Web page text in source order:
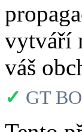
vytváří
váš
✓ GT